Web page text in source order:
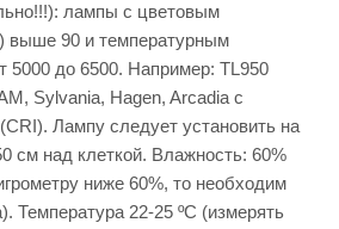
лампы с цветовым
выше 90 и температурным
5000 до 6500. Например: TL950
Sylvania, Hagen, Arcadia с
Лампу следует установить на
см над клеткой. Влажность: 60%
ниже 60%, то необходим
Температура 22-25 ºС (измерять